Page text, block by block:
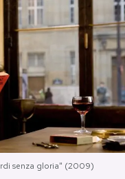
calcio 2026
senza gloria" (2009)